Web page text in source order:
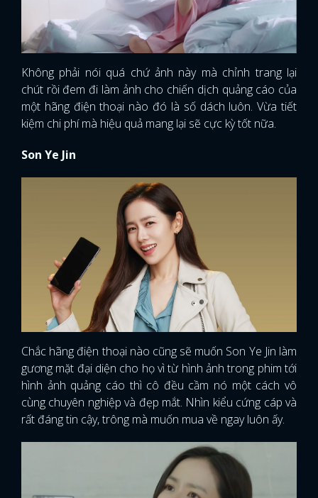
Không phải nói quá chứ ảnh này mà chỉnh trang lại
chút rồi đem đi làm ảnh cho chiến dịch quảng cáo của
một hãng điện thoại nào đó là số dách luôn. Vừa tiết
kiệm chi phí mà hiệu quả mang lại sẽ cực kỳ tốt nữa.
Son Ye Jin
Chắc hãng điện thoại nào cũng sẽ muốn Son Ye Jin làm
gương mặt đại diện cho họ vì từ hình ảnh trong phim tới
hình ảnh quảng cáo thì cô đều cầm nó một cách vô
cùng chuyên nghiệp và đẹp mắt. Nhìn kiểu cứng cáp và
rất đáng tin cậy, trông mà muốn mua về ngay luôn ấy.